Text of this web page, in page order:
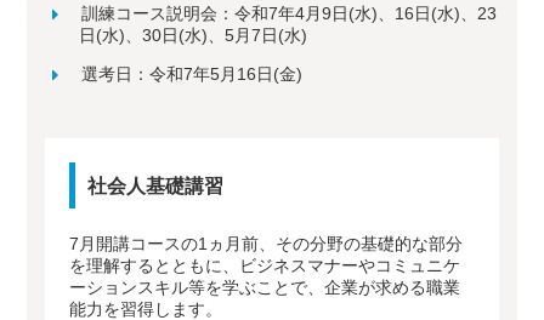
訓練コース説明会：令和7年4月9日(水)、16日(水)、23
日(水)、30日(水)、5月7日(水)
選考日：令和7年5月16日(金)
社会人基礎講習
7月開講コースの1ヵ月前、その分野の基礎的な部分
を理解するとともに、ビジネスマナーやコミュニケ
ーションスキル等を学ぶことで、企業が求める職業
能力を習得します。